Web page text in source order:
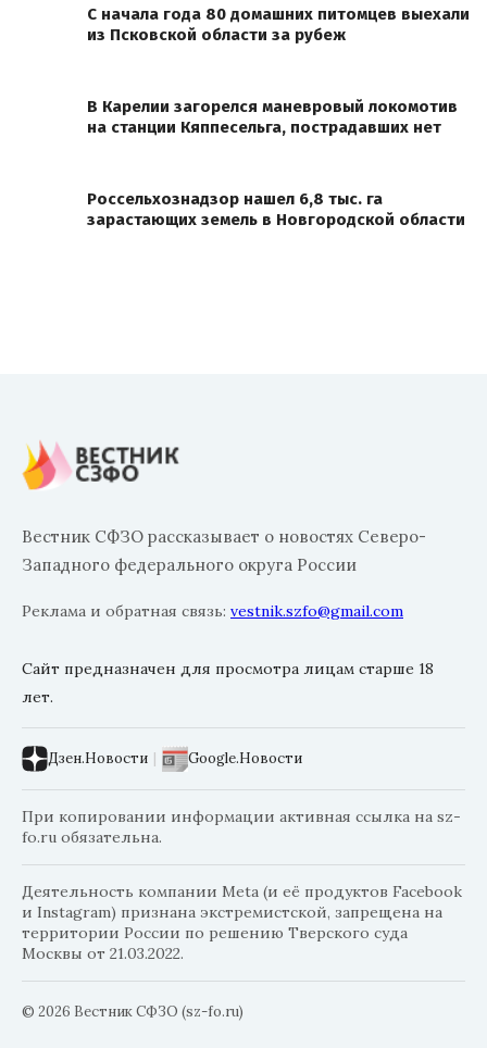
С начала года 80 домашних питомцев выехали
из Псковской области за рубеж
В Карелии загорелся маневровый локомотив
на станции Кяппесельга, пострадавших нет
Россельхознадзор нашел 6,8 тыс. га
зарастающих земель в Новгородской области
Вестник СФЗО рассказывает о новостях Северо-
Западного федерального округа России
Реклама и обратная связь: vestnik.szfo@gmail.com
Сайт предназначен для просмотра лицам старше 18
лет.
Дзен.Новости | Google.Новости
При копировании информации активная ссылка на sz-
fo.ru обязательна.
Деятельность компании Meta (и её продуктов Facebook
и Instagram) признана экстремистской, запрещена на
территории России по решению Тверского суда
Москвы от 21.03.2022.
© 2026 Вестник СФЗО (sz-fo.ru)